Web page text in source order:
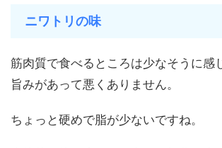
ニワトリの味
筋肉質で食べるところは少なそうに感
旨みがあって悪くありません。
ちょっと硬めで脂が少ないですね。